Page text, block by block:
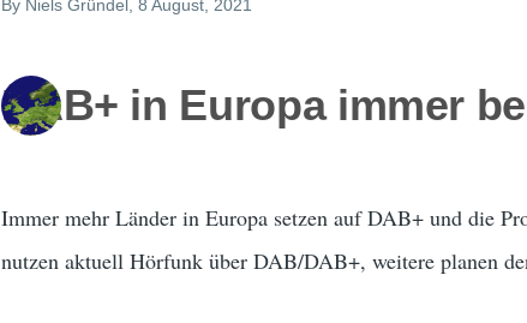
By Niels Gründel , 8 August, 2021
DAB+ in Europa immer
Immer mehr Länder in Europa setzen auf DAB+ und die
nutzen aktuell Hörfunk über DAB/DAB+, weitere planen